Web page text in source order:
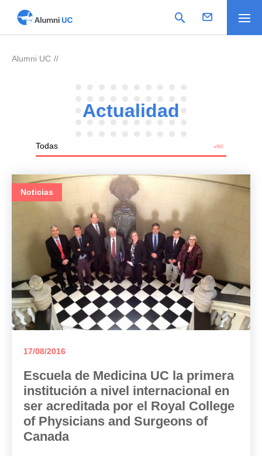
Alumni UC
Actualidad
Noticias
17/08/2016
Escuela de Medicina UC la primera
institución a nivel internacional en
ser acreditada por el Royal College
of Physicians and Surgeons of
Canada